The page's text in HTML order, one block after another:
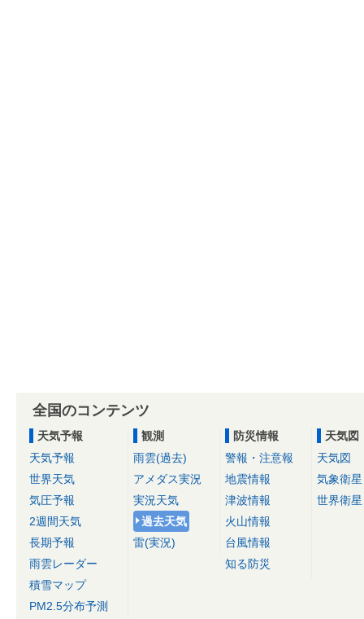
全国のコンテンツ
天気予報
天気予報
世界天気
気圧予報
2週間天気
長期予報
雨雲レーダー
積雪マップ
PM2.5分布予測
観測
雨雲(過去)
アメダス実況
実況天気
過去天気
雷(実況)
防災情報
警報・注意報
地震情報
津波情報
火山情報
台風情報
知る防災
天気図
天気図
気象衛星
世界衛星